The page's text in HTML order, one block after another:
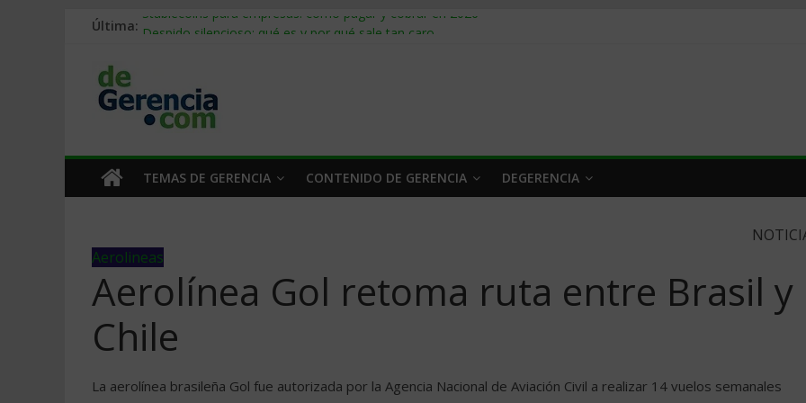
Última: Stablecoins para empresas: cómo pagar y cobrar en 2026
Trabajo forzoso en la cadena de suministro: qué hacer
Mercado hispano de EE. UU.: cómo segmentarlo y venderle
TEMAS DE GERENCIA CONTENIDO DE GERENCIA DEGERENCIA
Aerolineas
Aerolínea Gol retoma ruta entre Brasil y
Chile
La aerolínea brasileña Gol fue autorizada por la Agencia Nacional de Aviación Civil a realizar 14 vuelos semanales